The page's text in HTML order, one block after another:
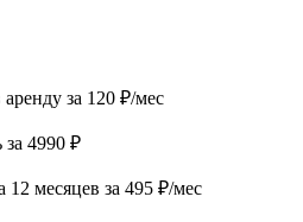
за 120 ₽/мес
4990 ₽
12 месяцев за 495 ₽/мес